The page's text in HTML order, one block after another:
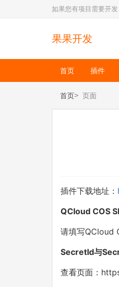
如果您有项目需要开
果果开发
首页 插件
首页 页面
插件下载地址：
QCloud COS
请填写QCloud
SecretId与
查看页面：